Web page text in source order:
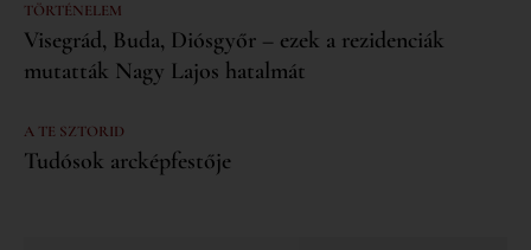
TÖRTÉNELEM
Visegrád, Buda, Diósgyőr – ezek a rezidenciák
mutatták Nagy Lajos hatalmát
A TE SZTORID
Tudósok arcképfestője